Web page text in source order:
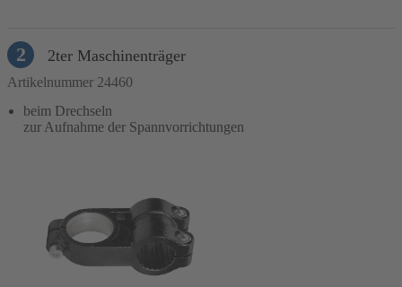
2 2ter Maschinenträger
Artikelnummer 24460
beim Drechseln
zur Aufnahme der Spannvorrichtungen